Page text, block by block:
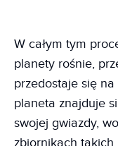
W całym tym
planety rośnie,
przedostaje się
planeta znajduje
swojej gwiazdy,
zbiornikach